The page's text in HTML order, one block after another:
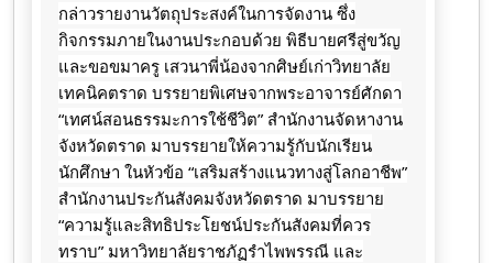
กล่าวรายงานวัตถุประสงค์ในการจัดงาน ซึ่ง
กิจกรรมภายในงานประกอบด้วย พิธีบายศรีสู่ขวัญ
และขอขมาครู เสวนาพี่น้องจากศิษย์เก่าวิทยาลัย
เทคนิคตราด บรรยายพิเศษจากพระอาจารย์ศักดา
“เทศน์สอนธรรมะการใช้ชีวิต” สำนักงานจัดหางาน
จังหวัดตราด มาบรรยายให้ความรู้กับนักเรียน
นักศึกษา ในหัวข้อ “เสริมสร้างแนวทางสู่โลกอาชีพ”
สำนักงานประกันสังคมจังหวัดตราด มาบรรยาย
“ความรู้และสิทธิประโยชน์ประกันสังคมที่ควร
ทราบ” มหาวิทยาลัยราชภัฏรำไพพรรณี และ